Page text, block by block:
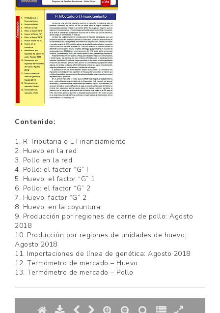
Contenido:
1. R Tributaria o L Financiamiento
2. Huevo en la red
3. Pollo en la red
4. Pollo: el factor “G” I
5. Huevo: el factor “G” 1
6. Pollo: el factor “G” 2
7. Huevo: factor “G” 2
8. Huevo: en la coyuntura
9. Producción por regiones de carne de pollo: Agosto
2018
10. Producción por regiones de unidades de huevo:
Agosto 2018
11. Importaciones de línea de genética: Agosto 2018
12. Termómetro de mercado – Huevo
13. Termómetro de mercado – Pollo